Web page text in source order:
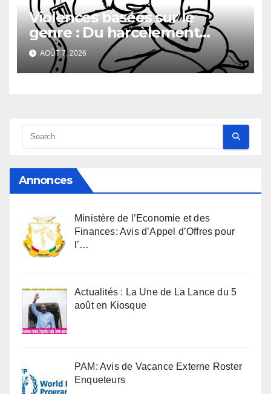
Violences basées sur le
genre : Du harcèlement
sexuel
AOÛT 7, 2026
Annonces
Ministère de l’Economie et des
Finances: Avis d’Appel d’Offres pour
l’…
Actualités : La Une de La Lance du 5
août en Kiosque
PAM: Avis de Vacance Externe Roster
Enqueteurs